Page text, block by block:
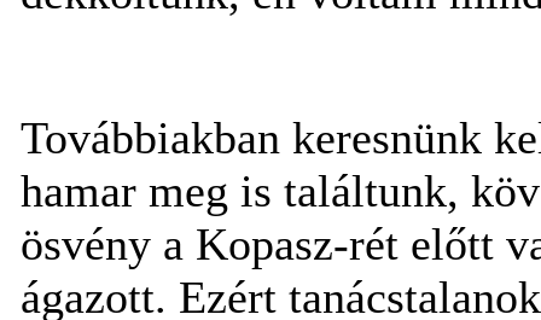
Továbbiakban keresnünk
hamar meg is találtunk,
ösvény a Kopasz-rét előtt
ágazott. Ezért